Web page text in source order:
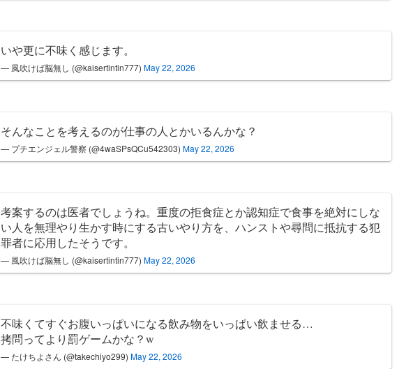
いや更に不味く感じます。
— 風吹けば脳無し (@kaisertintin777) May 22, 2026
そんなことを考えるのが仕事の人とかいるんかな？
— プチエンジェル警察 (@4waSPsQCu542303) May 22, 2026
考案するのは医者でしょうね。重度の拒食症とか認知症で食事を絶対にしな
い人を無理やり生かす時にする古いやり方を、ハンストや尋問に抵抗する犯
罪者に応用したそうです。
— 風吹けば脳無し (@kaisertintin777) May 22, 2026
不味くてすぐお腹いっぱいになる飲み物をいっぱい飲ませる…
拷問ってより罰ゲームかな？w
— たけちよさん (@takechiyo299) May 22, 2026